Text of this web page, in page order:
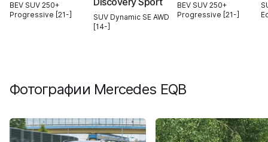
BEV SUV 250+
Progressive [21-]
SUV Dynamic SE AWD
[14-]
BEV SUV 250+
Progressive [21-]
Фотографии Mercedes EQB